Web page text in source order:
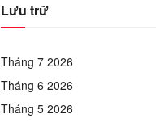
Lưu trữ
Tháng 7 2026
Tháng 6 2026
Tháng 5 2026